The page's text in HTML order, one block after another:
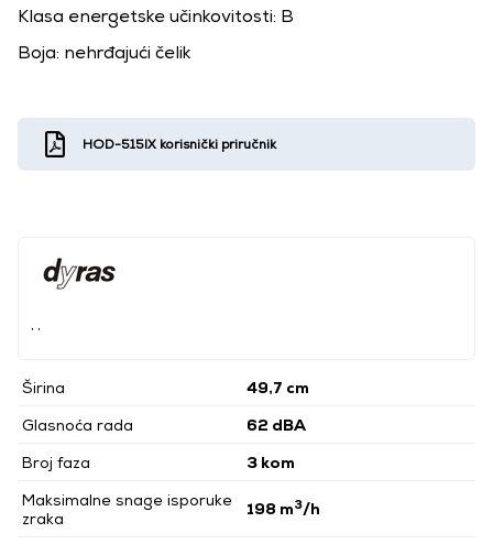
Širina
49,7 cm
Glasnoća rada
62 dBA
Broj faza
3 kom
Maksimalne snage isporuke
zraka
198 m3/h
Klasa energetske učinkovitosti: B
Boja: nehrđajući čelik
HOD-515IX korisnički priručnik